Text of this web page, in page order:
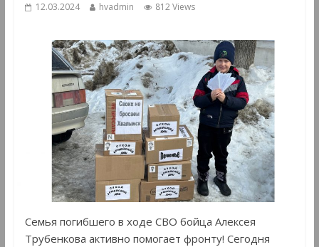
12.03.2024 hvadmin 812 Views
Семья погибшего в ходе СВО бойца Алексея
Трубенкова активно помогает фронту! Сегодня